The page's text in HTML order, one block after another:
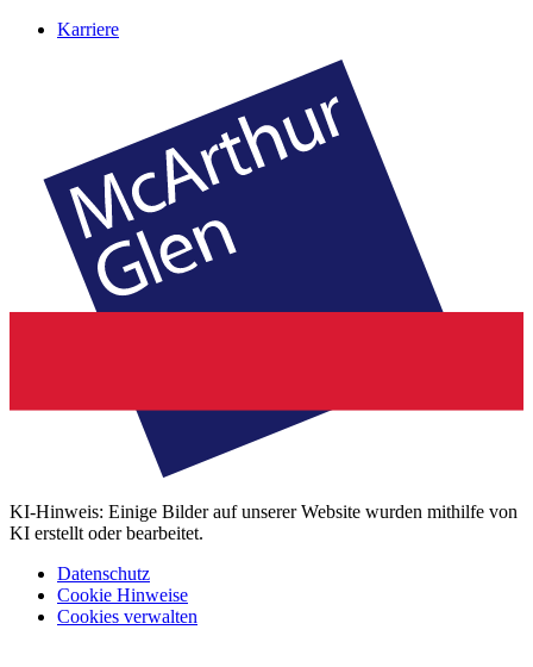
Karriere
KI-Hinweis: Einige Bilder auf unserer Website wurden mithilfe von
KI erstellt oder bearbeitet.
Datenschutz
Cookie Hinweise
Cookies verwalten